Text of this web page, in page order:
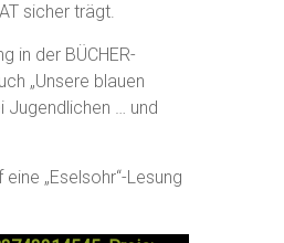
sicher trägt.
in der BÜCHER-
„Unsere blauen
Jugendlichen … und
„Eselsohr“-Lesung